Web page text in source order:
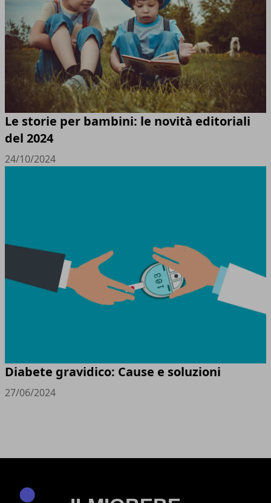
Le storie per bambini: le novità editoriali
del 2024
24/10/2024
Diabete gravidico: Cause e soluzioni
27/06/2024